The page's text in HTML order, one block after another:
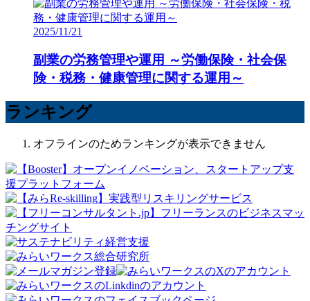
2025/11/21
副業の労務管理や運用 ～労働保険・社会保
険・税務・健康管理に関する運用～
ランキング
オフラインのためランキングが表示できません